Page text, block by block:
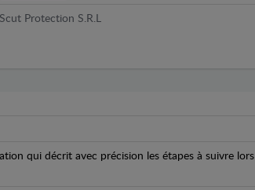
Scut Protection S.R.L
qui décrit avec précision les étapes à suivre lors